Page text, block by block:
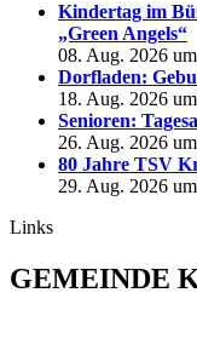
Kindertag im
„Green Angels“
08. Aug. 2026
Dorfladen:
18. Aug. 2026
Senioren:
26. Aug. 2026
80 Jahre TSV
29. Aug. 2026
Links
GEMEINDE